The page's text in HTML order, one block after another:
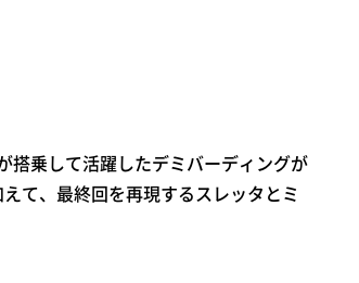
乗して活躍したデミバーディングが
て、最終回を再現するスレッタとミ